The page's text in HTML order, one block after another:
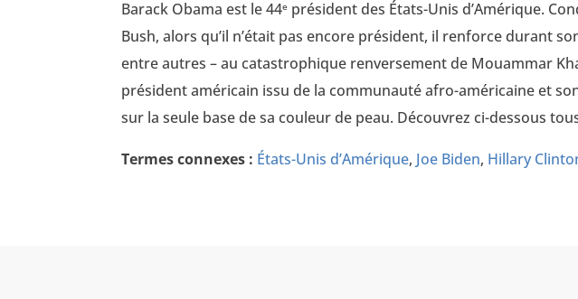
Barack Obama est le 44e président des États-Unis d’Amérique.
Bush, alors qu’il n’était pas encore président, il renforce durant
entre autres – au catastrophique renversement de Mouammar
président américain issu de la communauté afro-américaine et
sur la seule base de sa couleur de peau. Découvrez ci-dessous
Termes connexes : États-Unis d’Amérique, Joe Biden, Hillary